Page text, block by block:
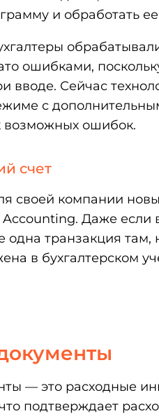
и обработать
ошибками,
вводе. Сейчас
с
возможных ошибок.
счет
своей компании
Даже если
одна транзакция
в бухгалтерском
— это расходные
что подтверждает